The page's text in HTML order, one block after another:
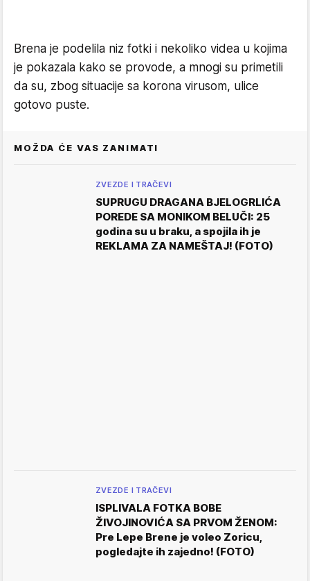
Brena je podelila niz fotki i nekoliko videa u kojima
je pokazala kako se provode, a mnogi su primetili
da su, zbog situacije sa korona virusom, ulice
gotovo puste.
MOŽDA ĆE VAS ZANIMATI
ZVEZDE I TRAČEVI
SUPRUGU DRAGANA BJELOGRLIĆA
POREDE SA MONIKOM BELUČI: 25
godina su u braku, a spojila ih je
REKLAMA ZA NAMEŠTAJ! (FOTO)
ZVEZDE I TRAČEVI
ISPLIVALA FOTKA BOBE
ŽIVOJINOVIĆA SA PRVOM ŽENOM:
Pre Lepe Brene je voleo Zoricu,
pogledajte ih zajedno! (FOTO)